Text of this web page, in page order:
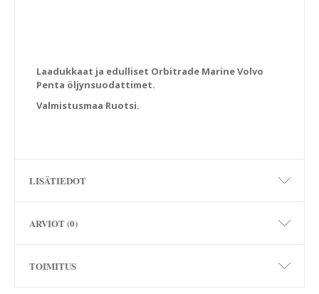
Laadukkaat ja edulliset Orbitrade Marine Volvo
Penta öljynsuodattimet.
Valmistusmaa Ruotsi.
LISÄTIEDOT
ARVIOT (0)
TOIMITUS